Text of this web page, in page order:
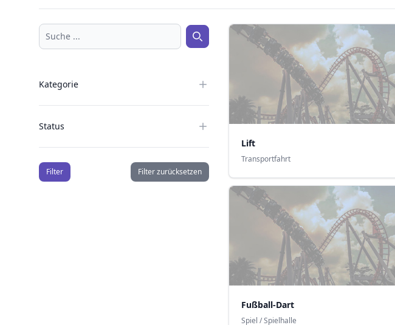
Suche ... Suche ...
Kategorie
Status
Filter Filter zurücksetzen
Lift
Transportfahrt
Fußball-Dart
Spiel / Spielhalle